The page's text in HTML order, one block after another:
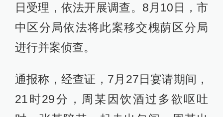
日受理，依法开展调查。8月10日，市
中区分局依法将此案移交槐荫区分局
进行并案侦查。
通报称，经查证，7月27日宴请期间，
21时29分，周某因饮酒过多欲呕吐